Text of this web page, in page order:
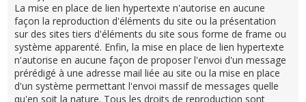
La mise en place de lien hypertexte n'autorise en aucune
façon la reproduction d'éléments du site ou la présentation
sur des sites tiers d'éléments du site sous forme de frame ou
système apparenté. Enfin, la mise en place de lien hypertexte
n'autorise en aucune façon de proposer l'envoi d'un message
prérédigé à une adresse mail liée au site ou la mise en place
d'un système permettant l'envoi massif de messages quelle
qu'en soit la nature. Tous les droits de reproduction sont